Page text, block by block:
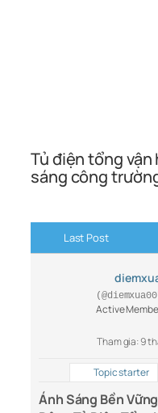
Tủ điện tổng
sáng công
Last Post
Active
Tham gia: 9
Topic starter
Ánh Sáng Bền